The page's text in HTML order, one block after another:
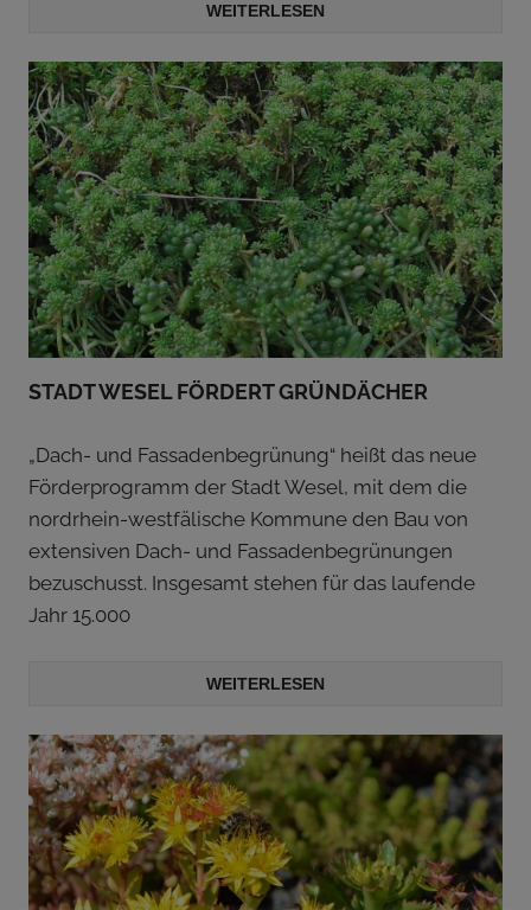
WEITERLESEN
STADT WESEL FÖRDERT GRÜNDÄCHER
„Dach- und Fassadenbegrünung“ heißt das neue
Förderprogramm der Stadt Wesel, mit dem die
nordrhein-westfälische Kommune den Bau von
extensiven Dach- und Fassadenbegrünungen
bezuschusst. Insgesamt stehen für das laufende
Jahr 15.000
WEITERLESEN